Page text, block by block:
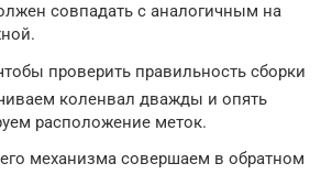
совпадать с аналогичным на
проверить правильность сборки
коленвал дважды и опять
расположение меток.
механизма совершаем в обратном